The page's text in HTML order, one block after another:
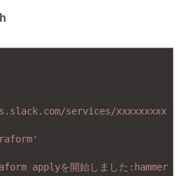
services/xxxxxxxxx
applyを開始しました:hammer